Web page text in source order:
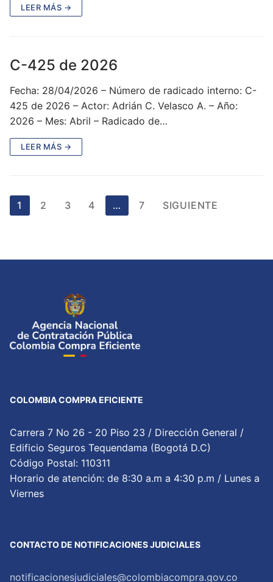
LEER MÁS →
C-425 de 2026
Fecha: 28/04/2026 – Número de radicado interno: C-
425 de 2026 – Actor: Adrián C. Velasco A. – Año:
2026 – Mes: Abril – Radicado de…
LEER MÁS →
Paginación
de
1 2 3 4 … 7 SIGUIENTE
COLOMBIA COMPRA EFICIENTE
Carrera 7 No 26 - 20 Piso 23 / Dirección General /
Edificio Seguros Tequendama (Bogotá D.C)
Código Postal: 110311
Horario de atención: de 8:30 a.m a 4:30 p.m / Lunes a
Viernes
CONTACTO DE NOTIFICACIONES JUDICIALES
notificacionesjudiciales@colombiacompra.gov.co